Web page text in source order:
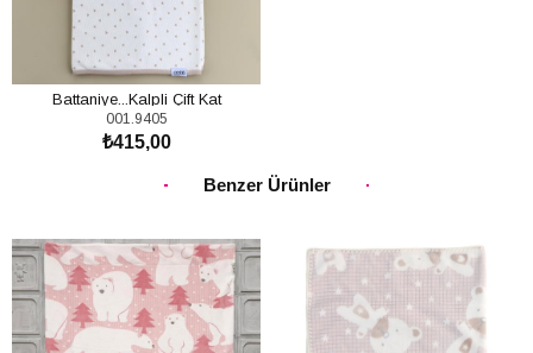
Battaniye...Kalpli Çift Kat
001.9405
₺415,00
Benzer Ürünler